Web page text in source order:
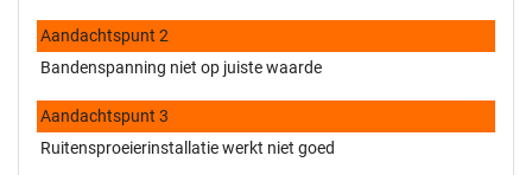
Aandachtspunt 2
Bandenspanning niet op juiste waarde
Aandachtspunt 3
Ruitensproeierinstallatie werkt niet goed